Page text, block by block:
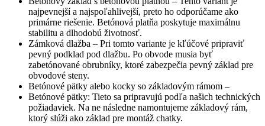
najpevnejší a najspoľahlivejší, preto ho odporúčame ako
primárne riešenie. Betónová platňa poskytuje maximálnu
stabilitu a dlhodobú životnosť.
Zámková dlažba – Pri tomto variante je kľúčové pripraviť
pevný podklad pod dlažbu. Po obvode musia byť
zabetónované obrubníky, ktoré zabezpečia pevný základ pre
obvodové steny.
Betónové pätky alebo kocky so základovým rámom –
Betónové pätky: Tieto sa pripravujú podľa našich technických
požiadaviek. Na ne následne namontujeme základový rám,
ktorý slúži ako základ pre montáž chatky.